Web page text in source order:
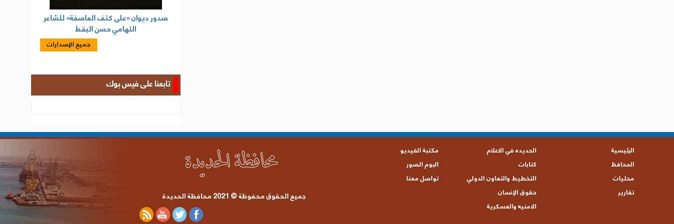
صدور ديوان «على كتف العاصفة» للشاعر
التهامي حسن البقط
جميع الإصدارات
تابعنا على فيس بوك
الرئيسية
المحافظ
محليات
تقارير
الحديده في الاعلام
كتابات
التخطيط والتعاون الدولي
حقوق الإنسان
الامنيه والعسكرية
مكتبة الفيديو
البوم الصور
تواصل معنا
جميع الحقوق محفوظة © 2021 محافظة الحديدة